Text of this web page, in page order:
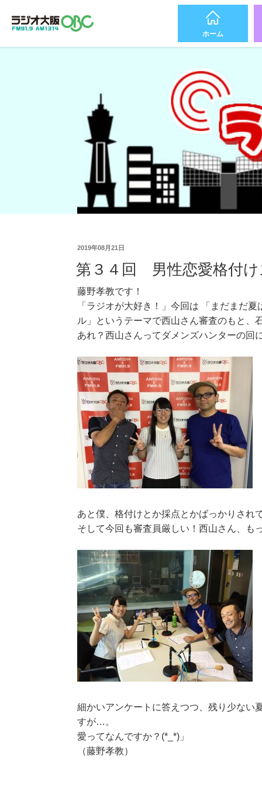
ホーム
2019年08月21日
第３４回 男性恋愛格付
藤野孝教です！
「ラジオが大好き！」今回は 「まだまだ
ル」というテーマで西山さん審査のもと、
あれ？西山さんってダメンズハンターの回
あと僕、格付けとか採点とかばっかりされ
そして今回も審査員厳しい！西山さん、も
細かいアンケートに答えつつ、残り少ない
すが…。
愛ってなんですか？(*_*)」
（藤野孝教）